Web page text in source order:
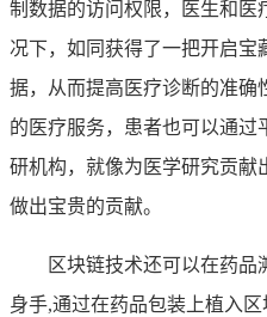
制数据的访问权限，医生和医
况下，如同获得了一把开启宝
据，从而提高医疗诊断的准确
的医疗服务，患者也可以通
研机构，就像为医学研究贡献
做出宝贵的贡献。
区块链技术还可以在药品
身手,通过在药品包装上植入